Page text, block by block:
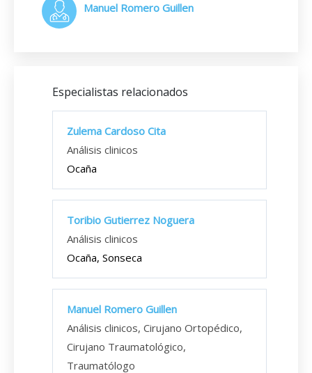
Manuel Romero Guillen
Especialistas relacionados
Zulema Cardoso Cita
Análisis clinicos
Ocaña
Toribio Gutierrez Noguera
Análisis clinicos
Ocaña, Sonseca
Manuel Romero Guillen
Análisis clinicos, Cirujano Ortopédico,
Cirujano Traumatológico,
Traumatólogo